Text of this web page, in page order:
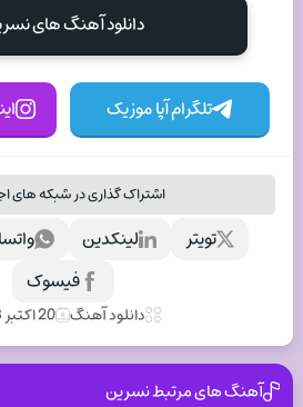
دانلود آهنگ های
تلگرام آپا موزیک
اشتراک گذاری در شبکه های
لینکدین
تویتر
فیسوک
دانلود آهنگ 20 اکتبر 2023
آهنگ های مرتبط نسرين